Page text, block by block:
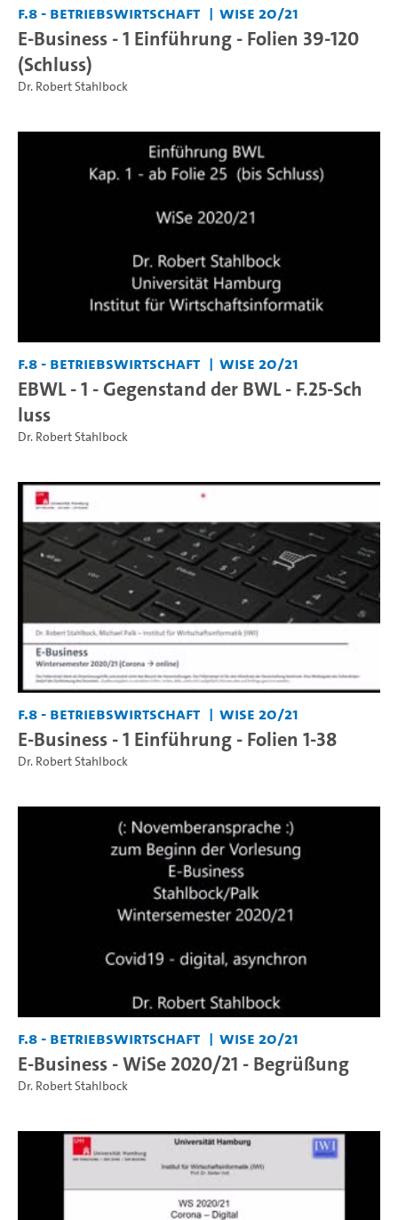
F.8 - Betriebswirtschaft WiSe 20/21
E-Business - 1 Einführung - Folien 39-120
(Schluss)
Dr. Robert Stahlbock
F.8 - Betriebswirtschaft WiSe 20/21
EBWL - 1 - Gegenstand der BWL - F.25-Sch
luss
Dr. Robert Stahlbock
F.8 - Betriebswirtschaft WiSe 20/21
E-Business - 1 Einführung - Folien 1-38
Dr. Robert Stahlbock
F.8 - Betriebswirtschaft WiSe 20/21
E-Business - WiSe 2020/21 - Begrüßung
Dr. Robert Stahlbock